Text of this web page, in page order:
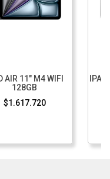
AIR 11" M4 WIFI
128GB
$1.617.720